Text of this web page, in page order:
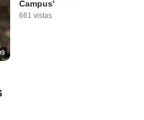
Campus'
661 vistas